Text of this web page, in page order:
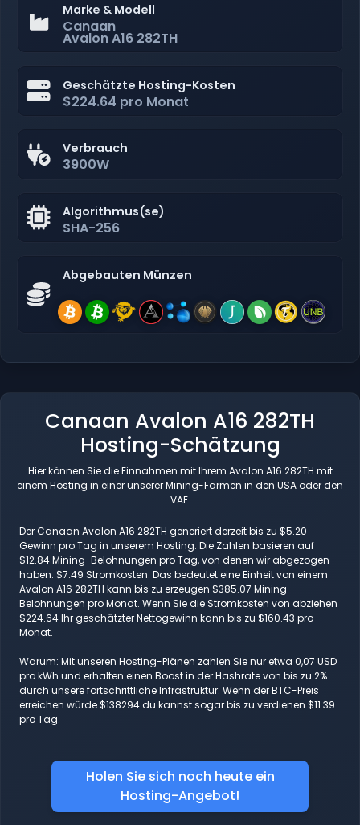
Marke & Modell
Canaan
Avalon A16 282TH
Geschätzte Hosting-Kosten
$224.64 pro Monat
Verbrauch
3900W
Algorithmus(se)
SHA-256
Abgebauten Münzen
Canaan Avalon A16 282TH
Hosting-Schätzung
Hier können Sie die Einnahmen mit Ihrem Avalon A16 282TH mit
einem Hosting in einer unserer Mining-Farmen in den USA oder den
VAE.
Der Canaan Avalon A16 282TH generiert derzeit bis zu $5.20
Gewinn pro Tag in unserem Hosting. Die Zahlen basieren auf
$12.84 Mining-Belohnungen pro Tag, von denen wir abgezogen
haben. $7.49 Stromkosten. Das bedeutet eine Einheit von einem
Avalon A16 282TH kann bis zu erzeugen $385.07 Mining-
Belohnungen pro Monat. Wenn Sie die Stromkosten von abziehen
$224.64 Ihr geschätzter Nettogewinn kann bis zu $160.43 pro
Monat.
Warum: Mit unseren Hosting-Plänen zahlen Sie nur etwa 0,07 USD
pro kWh und erhalten einen Boost in der Hashrate von bis zu 2%
durch unsere fortschrittliche Infrastruktur. Wenn der BTC-Preis
erreichen würde $138294 du kannst sogar bis zu verdienen $11.39
pro Tag.
Holen Sie sich noch heute ein
Hosting-Angebot!